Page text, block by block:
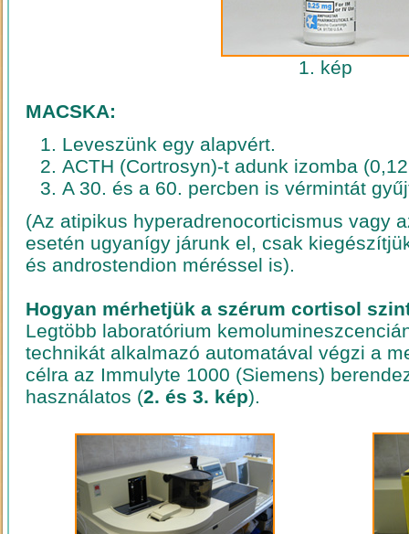
1. kép
MACSKA:
Leveszünk egy alapvért.
ACTH (Cortrosyn)-t adunk izomba
A 30. és a 60. percben is vérmintát
(Az atipikus hyperadrenocorticismus vagy
esetén ugyanígy járunk el, csak
és androstendion méréssel is).
Hogyan mérhetjük a szérum cortisol
Legtöbb laboratórium
technikát alkalmazó automatával végzi a
célra az Immulyte 1000 (Siemens)
használatos (2. és 3. kép).